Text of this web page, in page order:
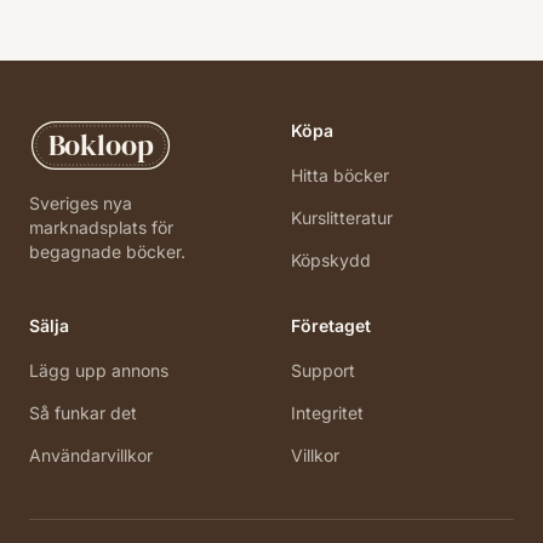
Bokloop
Sveriges nya
marknadsplats för
begagnade böcker.
Köpa
Hitta böcker
Kurslitteratur
Köpskydd
Sälja
Lägg upp annons
Så funkar det
Användarvillkor
Företaget
Support
Integritet
Villkor